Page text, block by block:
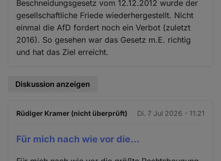
Beschneidungsgesetz vom 12.12.2012 wurde der
gesellschaftliche Friede wiederhergestellt. Nicht
einmal die AfD fordert noch ein Verbot (zuletzt
2016). So gesehen war das Gesetz m.E. richtig
und hat das Ziel erreicht.
Diskussion anzeigen
Rüdiger Kramer (nicht überprüft) Di. 7 Jul 2026 - 11:21
Für mich nach wie vor die…